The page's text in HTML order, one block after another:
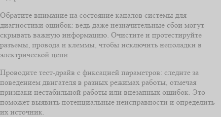
Обратите внимание на состояние каналов системы для
диагностики ошибок: ведь даже незначительные сбои могут
скрывать важную информацию. Очистите и протестируйте
разъемы, провода и клеммы, чтобы исключить неполадки в
электрической цепи.
Проводите тест-драйв с фиксацией параметров: следите за
поведением двигателя в разных режимах работы, отмечая
признаки нестабильной работы или внезапных ошибок. Это
поможет выявить потенциальные неисправности и определить
их источник.